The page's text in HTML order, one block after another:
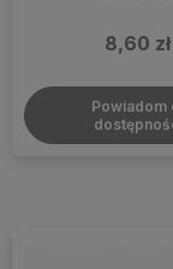
8,60 zł
Powiadom